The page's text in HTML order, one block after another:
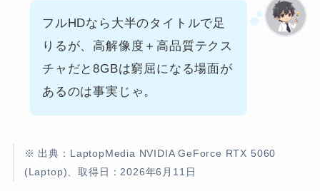
フルHDなら大半のタイトルで足
りるが、高解像度＋高品質テクス
チャだと8GBは窮屈になる場面が
あるのは事実じゃ。
※ 出典：LaptopMedia NVIDIA GeForce RTX 5060
(Laptop)、取得日：2026年6月11日